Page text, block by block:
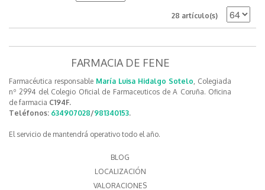
28 artículo(s)
FARMACIA DE FENE
Farmacéutica responsable María Luisa Hidalgo Sotelo , Colegiada
nº 2994 del Colegio Oficial de Farmaceuticos de A Coruña. Oficina
de farmacia C194F.
Teléfonos: 634907028/981340153.
El servicio de mantendrá operativo todo el año.
BLOG
LOCALIZACIÓN
VALORACIONES